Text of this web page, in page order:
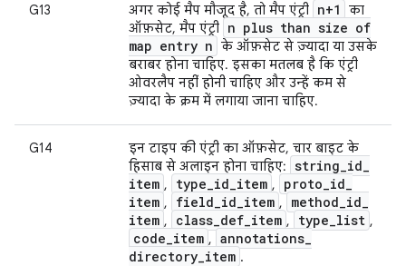
G13 अगर कोई मैप मौजूद है, तो मैप एंट्री n+1
का
ऑफ़सेट, मैप एंट्री n plus than size of
map entry n के ऑफ़सेट से ज़्यादा या उसके
बराबर होना चाहिए. इसका मतलब है कि एंट्री
ओवरलैप नहीं होनी चाहिए और उन्हें कम से
ज़्यादा के क्रम में लगाया जाना चाहिए.
G14
इन टाइप की एंट्री का ऑफ़सेट, चार बाइट के
हिसाब से अलाइन होना चाहिए: string_id_
item , type_id_item , proto_id_
item , field_id_item , method_id_
item , class_def_item , type_list ,
code_item , annotations_
directory_item .